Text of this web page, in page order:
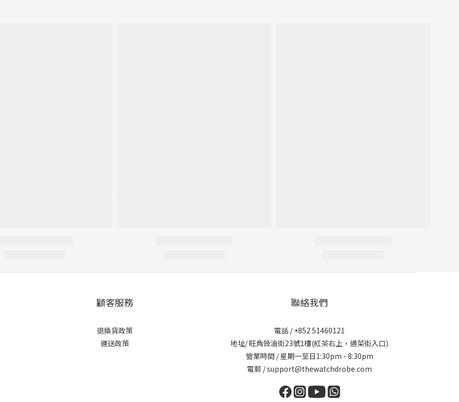
顧客服務
退換貨政策
運送政策
聯絡我們
電話 / +852 51460121
地址/ 旺角豉油街23號1樓(紅茶右上，通菜街入口)
營業時間 / 星期一至日1:30pm - 8:30pm
電郵 / support@thewatchdrobe.com